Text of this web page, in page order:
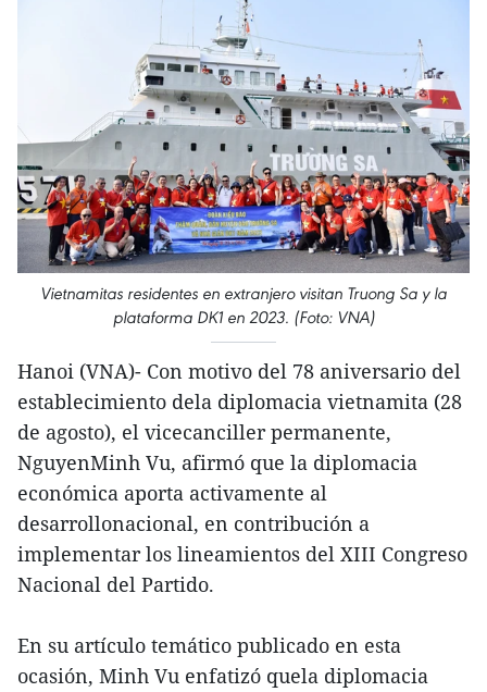
Vietnamitas residentes en extranjero visitan Truong Sa y la
plataforma DK1 en 2023. (Foto: VNA)
Hanoi (VNA)- Con motivo del 78 aniversario del
establecimiento dela diplomacia vietnamita (28
de agosto), el vicecanciller permanente,
NguyenMinh Vu, afirmó que la diplomacia
económica aporta activamente al
desarrollonacional, en contribución a
implementar los lineamientos del XIII Congreso
Nacional del Partido.
En su artículo temático publicado en esta
ocasión, Minh Vu enfatizó quela diplomacia